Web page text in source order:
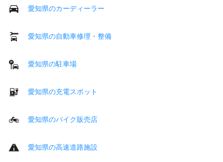
愛知県のカーディーラー
愛知県の自動車修理・整備
愛知県の駐車場
愛知県の充電スポット
愛知県のバイク販売店
愛知県の高速道路施設